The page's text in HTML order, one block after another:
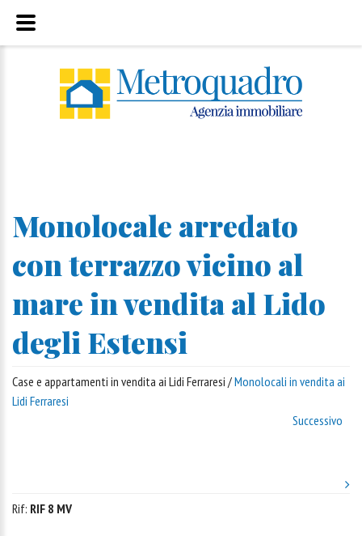
Monolocale arredato
con terrazzo vicino al
mare in vendita al Lido
degli Estensi
Case e appartamenti in vendita ai Lidi Ferraresi /Monolocali in vendita ai
Lidi Ferraresi
Successivo
Rif: RIF 8 MV